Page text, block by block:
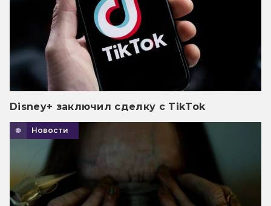
Disney+ заключил сделку с TikTok
Новости